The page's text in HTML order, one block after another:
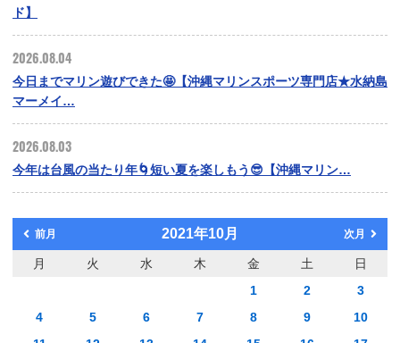
ド】
2026.08.04
今日までマリン遊びできた🤩【沖縄マリンスポーツ専門店★水納島
マーメイ…
2026.08.03
今年は台風の当たり年🌀短い夏を楽しもう😎【沖縄マリン…
前月 2021年10月 次月
月 火 水 木 金 土
日
1
2
3
4
5 6 7 8 9
10